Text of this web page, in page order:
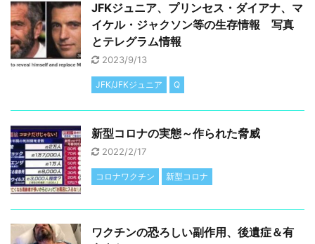
JFKジュニア、プリンセス・ダイアナ、マ
イケル・ジャクソン等の生存情報 写真
とテレグラム情報
2023/9/13
JFK/JFKジュニア Q
新型コロナの実態～作られた脅威
2022/2/17
コロナワクチン 新型コロナ
ワクチンの恐ろしい副作用、後遺症＆有